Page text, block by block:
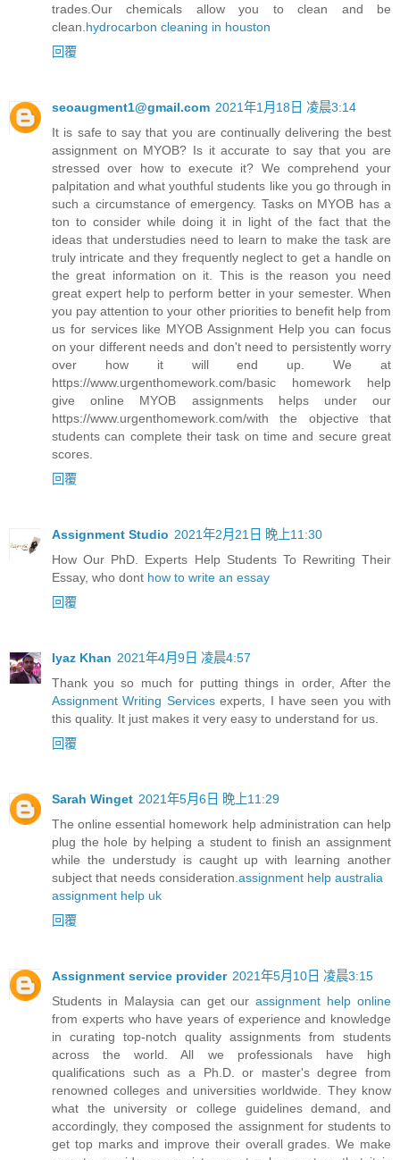
trades.Our chemicals allow you to clean and be
clean. hydrocarbon cleaning in houston
回覆
seoaugment1@gmail.com 2021年1月18日 凌晨3:14
It is safe to say that you are continually delivering the best
assignment on MYOB? Is it accurate to say that you are
stressed over how to execute it? We comprehend your
palpitation and what youthful students like you go through in
such a circumstance of emergency. Tasks on MYOB has a
ton to consider while doing it in light of the fact that the
ideas that understudies need to learn to make the task are
truly intricate and they frequently neglect to get a handle on
the great information on it. This is the reason you need
great expert help to perform better in your semester. When
you pay attention to your other priorities to benefit help from
us for services like MYOB Assignment Help you can focus
on your different needs and don't need to persistently worry
over how it will end up. We at
https://www.urgenthomework.com/basic homework help
give online MYOB assignments helps under our
https://www.urgenthomework.com/with the objective that
students can complete their task on time and secure great
scores.
回覆
Assignment Studio 2021年2月21日 晚上11:30
How Our PhD. Experts Help Students To Rewriting Their
Essay, who dont how to write an essay
回覆
Iyaz Khan 2021年4月9日 凌晨4:57
Thank you so much for putting things in order, After the
Assignment Writing Servicesexperts, I have seen you with
this quality. It just makes it very easy to understand for us.
回覆
Sarah Winget 2021年5月6日 晚上11:29
The online essential homework help administration can help
plug the hole by helping a student to finish an assignment
while the understudy is caught up with learning another
subject that needs consideration. assignment help australia
assignment help uk
回覆
Assignment service provider 2021年5月10日 凌晨3:15
Students in Malaysia can get ourassignment help online
from experts who have years of experience and knowledge
in curating top-notch quality assignments from students
across the world. All we professionals have high
qualifications such as a Ph.D. or master's degree from
renowned colleges and universities worldwide. They know
what the university or college guidelines demand, and
accordingly, they composed the assignment for students to
get top marks and improve their overall grades. We make